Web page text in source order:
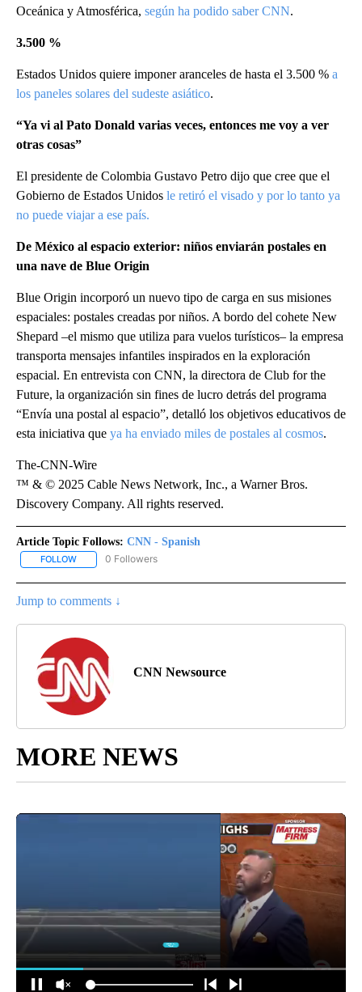
Oceánica y Atmosférica, según ha podido saber CNN.
3.500 %
Estados Unidos quiere imponer aranceles de hasta el 3.500 % a
los paneles solares del sudeste asiático.
“Ya vi al Pato Donald varias veces, entonces me voy a ver
otras cosas”
El presidente de Colombia Gustavo Petro dijo que cree que el
Gobierno de Estados Unidos le retiró el visado y por lo tanto ya
no puede viajar a ese país.
De México al espacio exterior: niños enviarán postales en
una nave de Blue Origin
Blue Origin incorporó un nuevo tipo de carga en sus misiones
espaciales: postales creadas por niños. A bordo del cohete New
Shepard –el mismo que utiliza para vuelos turísticos– la empresa
transporta mensajes infantiles inspirados en la exploración
espacial. En entrevista con CNN, la directora de Club for the
Future, la organización sin fines de lucro detrás del programa
“Envía una postal al espacio”, detalló los objetivos educativos de
esta iniciativa que ya ha enviado miles de postales al cosmos.
The-CNN-Wire
™ & © 2025 Cable News Network, Inc., a Warner Bros.
Discovery Company. All rights reserved.
Article Topic Follows: CNN - Spanish
FOLLOW FOLLOW "CNN - SPANISH" TO RECEIVE NOTIFICATIONS ABOUT
0 Followers
Jump to comments ↓
CNN Newsource
MORE NEWS